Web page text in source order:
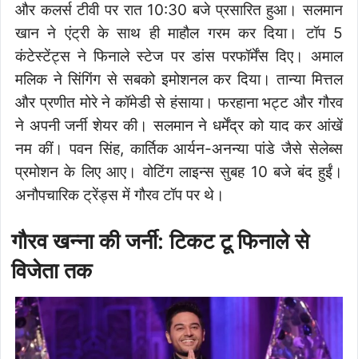
और कलर्स टीवी पर रात 10:30 बजे प्रसारित हुआ। सलमान
खान ने एंट्री के साथ ही माहौल गरम कर दिया। टॉप 5
कंटेस्टेंट्स ने फिनाले स्टेज पर डांस परफॉर्मेंस दिए। अमाल
मलिक ने सिंगिंग से सबको इमोशनल कर दिया। तान्या मित्तल
और प्रणीत मोरे ने कॉमेडी से हंसाया। फरहाना भट्ट और गौरव
ने अपनी जर्नी शेयर की। सलमान ने धर्मेंद्र को याद कर आंखें
नम कीं। पवन सिंह, कार्तिक आर्यन-अनन्या पांडे जैसे सेलेब्स
प्रमोशन के लिए आए। वोटिंग लाइन्स सुबह 10 बजे बंद हुईं।
अनौपचारिक ट्रेंड्स में गौरव टॉप पर थे।
गौरव खन्ना की जर्नी: टिकट टू फिनाले से
विजेता तक